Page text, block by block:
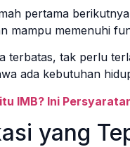
pertama
mampu memenuhi
terbatas, tak perlu
ada kebutuhan
IMB? Ini
yang